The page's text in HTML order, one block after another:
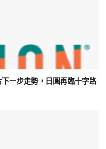
一步走勢，日圓再臨十字路